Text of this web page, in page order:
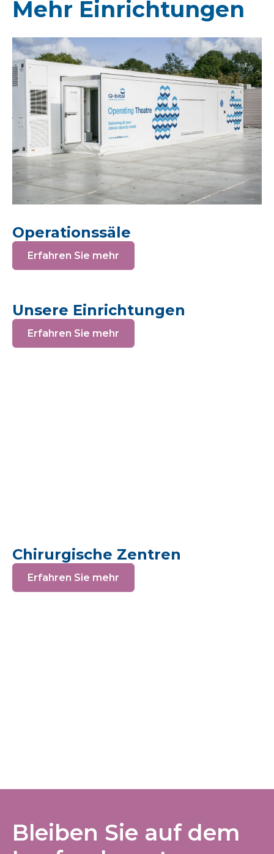
Mehr Einrichtungen
Operationssäle
Erfahren Sie mehr
Unsere Einrichtungen
Erfahren Sie mehr
Chirurgische Zentren
Erfahren Sie mehr
Bleiben Sie auf dem